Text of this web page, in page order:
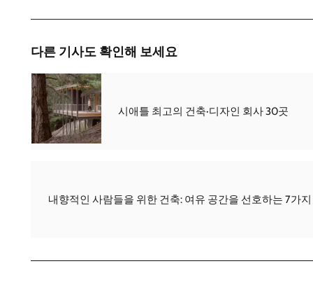
다른 기사도 확인해 보세요
시애틀 최고의 건축·디자인 회사 30곳
내향적인 사람들을 위한 건축: 여유 공간을 선호하는 7가